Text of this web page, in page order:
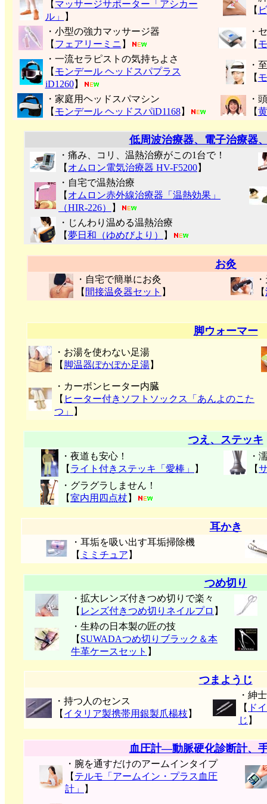
【 マッサージサポーター「アシカー
ル」
】
【
・小型の強力マッサージ器
【 フェアリーミニ 】
・
【
・一流セラピストの気持ちよさ
【 モンデール ヘッドスパプラス
iD1260】
・
【
・家庭用ヘッドスパマシン
【 モンデール ヘッドスパiD1168】
・
【
低周波治療器、電子治療器
・痛み、コリ、温熱治療がこの1台で！
【 オムロン電気治療器 HV-F5200】
・自宅で温熱治療
【 オムロン赤外線治療器「温熱効果」
（HIR-226）
】
・じんわり温める温熱治療
【夢日和（ゆめびより） 】
お灸
・自宅で簡単にお灸
【 間接温灸器セット 】
【
脚ウォーマー
・お湯を使わない足湯
【 脚温器ぽかぽか足湯】
・カーボンヒーター内臓
【 ヒーター付きソフトソックス「あんよのこた
つ」
】
つえ、ステッキ
・夜道も安心！
【 ライト付きステッキ「愛棒」 】
・
【
・グラグラしません！
【室内用四点杖 】
耳かき
・耳垢を吸い出す耳垢掃除機
【 ミミチュア 】
つめ切り
・拡大レンズ付きつめ切りで楽々
【 レンズ付きつめ切りネイルプロ 】
・生粋の日本製の匠の技
【 SUWADAつめ切りブラック＆本
牛革ケースセット 】
つまようじ
・持つ人のセンス
【 イタリア製携帯用銀製爪楊枝 】
・紳
【 ド
じ 】
血圧計―動脈硬化診断計、
・腕を通すだけのアームインタイプ
【 テルモ「アームイン・プラス血圧
計」
】